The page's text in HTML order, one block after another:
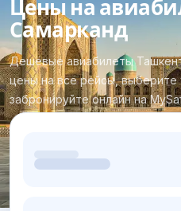
Цены на
Самарканд
Дешёвые авиабилеты
цены на все рейсы,
забронируйте онлайн на